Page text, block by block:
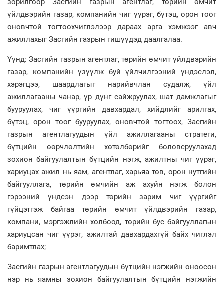
зорилгоор Засгийн газрын агентлаг, төрийн өмчит
үйлдвэрийн газар, компанийн чиг үүрэг, бүтэц, орон тоог
оновчтой тогтоохчиглэлээр дараах арга хэмжээг авч
ажиллахыг Засгийн газрын гишүүдэд даалгалаа.
Үүнд: Засгийн газрын агентлаг, төрийн өмчит үйлдвэрийн
газар, компанийн үзүүлж буй үйлчилгээний үндэслэл,
хэрэгцээ, шаардлагыг нарийвчлан судалж, үйл
ажиллагааны чанар, үр дүнг сайжруулах, шат дамжлагыг
бууруулах, чиг үүргийн давхардал, хийдлийг арилгах,
бүтэц, орон тоог бууруулах, оновчтой тогтоох, Засгийн
газрын агентлагуудын үйл ажиллагааны стратеги,
бүтцийн өөрчлөлтийн хөтөлбөрийг боловсруулахад
зохион байгуулалтын бүтцийн нэгж, ажилтны чиг үүрэг,
хариуцах ажил нь яам, агентлаг, харьяа төв, орон нутгийн
байгууллага, төрийн өмчийн аж ахуйн нэгж болон
гэрээний үндсэн дээр төрийн зарим чиг үүргийг
гүйцэтгэж байгаа төрийн өмчит үйлдвэрийн газар,
компани, мэргэжлийн холбоод, төрийн бус байгууллагын
хариуцсан чиг үүрэг, ажилтай давхардахгүй байх чиглэл
баримтлах;
Засгийн газрын агентлагуудын бүтцийн нэгжийн оноосон
нэр нь яамны зохион байгуулалтын бүтцийн нэгжийн